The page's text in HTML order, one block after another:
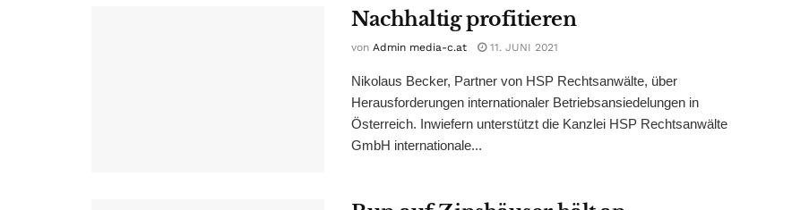
Nachhaltig profitieren
von Admin media-c.at 11. JUNI 2021
Nikolaus Becker, Partner von HSP Rechtsanwälte, über
Herausforderungen internationaler Betriebsansiedelungen in
Österreich. Inwiefern unterstützt die Kanzlei HSP Rechtsanwälte
GmbH internationale...